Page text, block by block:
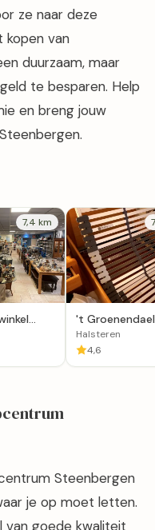
ze naar deze
kopen van
duurzaam, maar
te besparen. Help
en breng jouw
7,4 km
't
Halsteren
4,6
Steenbergen
je op moet letten.
van goede kwaliteit